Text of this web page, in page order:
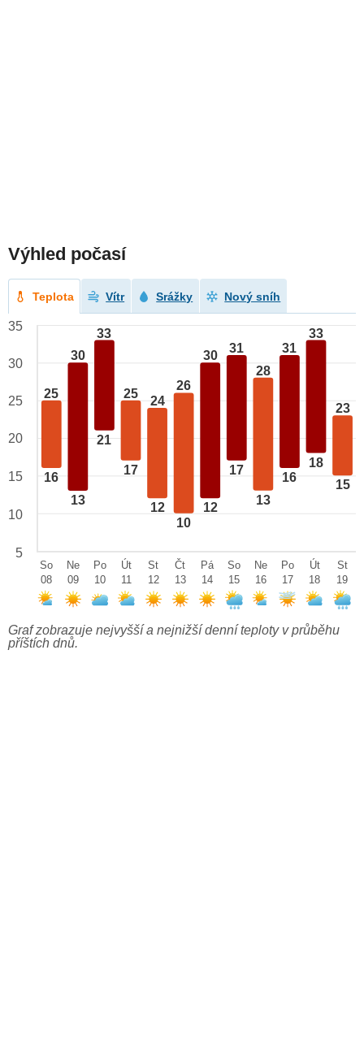
Výhled počasí
Teplota Vítr Srážky Nový sníh
25
16
30
13
33
21
25
17
24
12
26
10
30
12
31
17
28
13
31
16
33
18
23
15
35
30
25
20
15
10
5
So
08
Ne
09
Po
10
Út
11
St
12
Čt
13
Pá
14
So
15
Ne
16
Po
17
Út
18
St
19
Graf zobrazuje nejvyšší a nejnižší denní teploty v průběhu
příštích dnů.